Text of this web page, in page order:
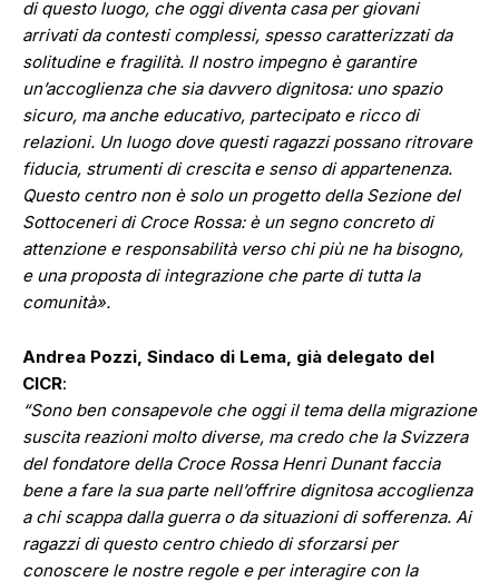
di questo luogo, che oggi diventa casa per giovani
arrivati da contesti complessi, spesso caratterizzati da
solitudine e fragilità. Il nostro impegno è garantire
un’accoglienza che sia davvero dignitosa: uno spazio
sicuro, ma anche educativo, partecipato e ricco di
relazioni. Un luogo dove questi ragazzi possano ritrovare
fiducia, strumenti di crescita e senso di appartenenza.
Questo centro non è solo un progetto della Sezione del
Sottoceneri di Croce Rossa: è un segno concreto di
attenzione e responsabilità verso chi più ne ha bisogno,
e una proposta di integrazione che parte di tutta la
comunità».
Andrea Pozzi, Sindaco di Lema, già delegato del
CICR:
“Sono ben consapevole che oggi il tema della migrazione
suscita reazioni molto diverse, ma credo che la Svizzera
del fondatore della Croce Rossa Henri Dunant faccia
bene a fare la sua parte nell’offrire dignitosa accoglienza
a chi scappa dalla guerra o da situazioni di sofferenza. Ai
ragazzi di questo centro chiedo di sforzarsi per
conoscere le nostre regole e per interagire con la